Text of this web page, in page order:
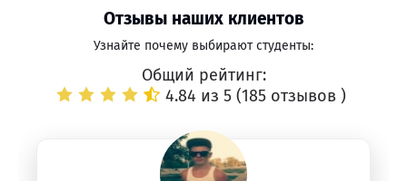
Отзывы наших клиентов
Узнайте почему выбирают студенты:
Общий рейтинг:
4.84 из 5 (185 отзывов )